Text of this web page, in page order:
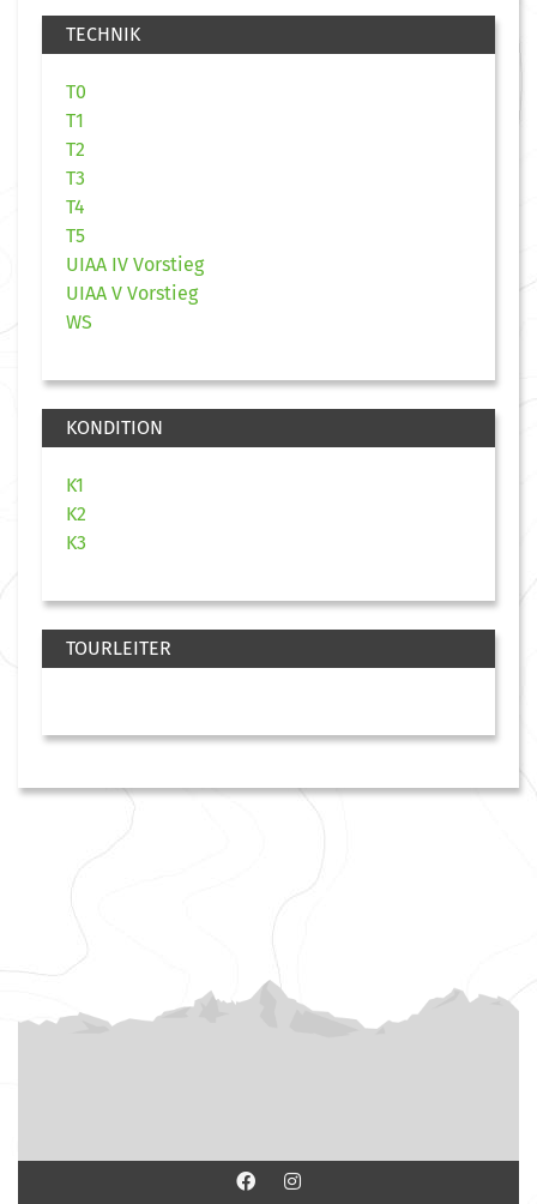
TECHNIK
T0
T1
T2
T3
T4
T5
UIAA IV Vorstieg
UIAA V Vorstieg
WS
KONDITION
K1
K2
K3
TOURLEITER